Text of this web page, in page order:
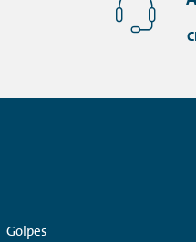
Links:
Golpes